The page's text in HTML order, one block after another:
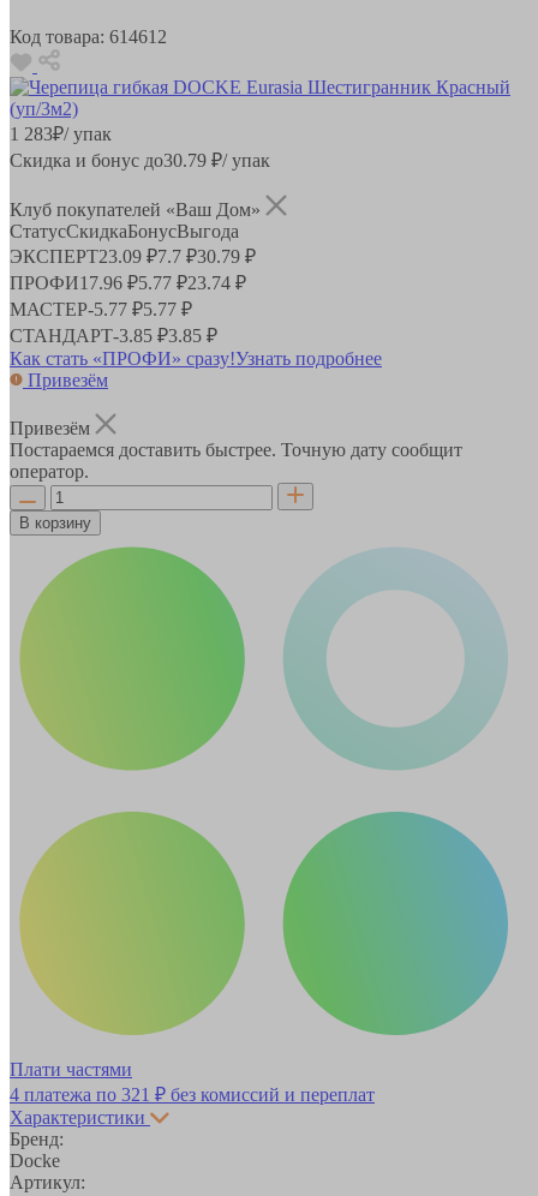
Код товара: 614612
1 283₽/ упак
Скидка и бонус до30.79 ₽/ упак
Клуб покупателей «Ваш Дом»
СтатусСкидкаБонусВыгода
ЭКСПЕРТ23.09 ₽7.7 ₽30.79 ₽
ПРОФИ17.96 ₽5.77 ₽23.74 ₽
МАСТЕР-5.77 ₽5.77 ₽
СТАНДАРТ-3.85 ₽3.85 ₽
Как стать «ПРОФИ» сразу!Узнать подробнее
Привезём
Привезём
Постараемся доставить быстрее. Точную дату сообщит
оператор.
В корзину
Плати частями
4 платежа по 321 ₽ без комиссий и переплат
Характеристики
Бренд:
Docke
Артикул: